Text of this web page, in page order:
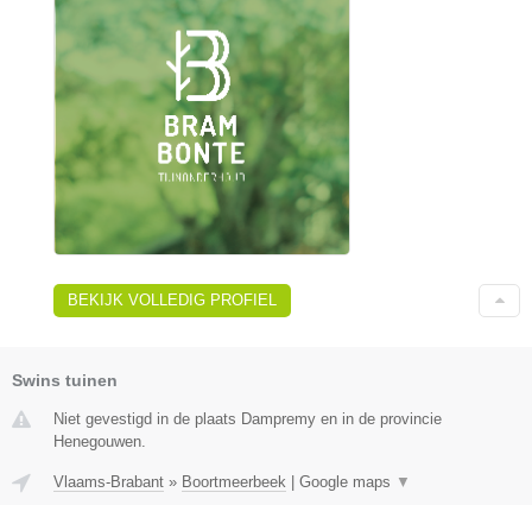
BEKIJK VOLLEDIG PROFIEL
Swins tuinen
Niet gevestigd in de plaats Dampremy en in de provincie
Henegouwen.
Vlaams-Brabant » Boortmeerbeek Google maps ▼